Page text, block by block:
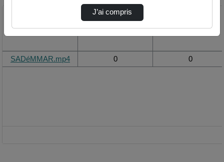
Vue de la journée
SADéMMAR.mp4 0 0
J’ai compris